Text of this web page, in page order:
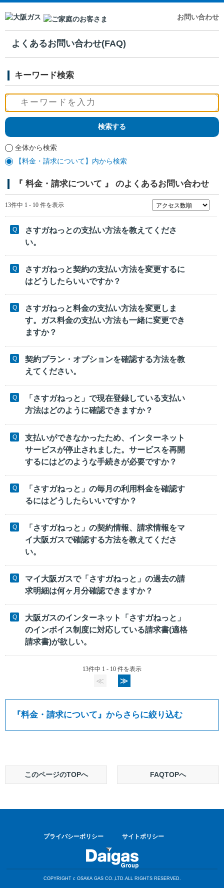
お問い合わせ
よくあるお問い合わせ(FAQ)
キーワード検索
全体から検索
【料金・請求について】内から検索
『 料金・請求について 』 のよくあるお問い合わせ
13件中 1 - 10 件を表示
さすガねっとの支払い方法を教えてくださ
い。
さすガねっと契約の支払い方法を変更するに
はどうしたらいいですか？
さすガねっと料金の支払い方法を変更しま
す。ガス料金の支払い方法も一緒に変更でき
ますか？
契約プラン・オプションを確認する方法を教
えてください。
「さすガねっと」で現在登録している支払い
方法はどのように確認できますか？
支払いができなかったため、インターネット
サービスが停止されました。サービスを再開
するにはどのような手続きが必要ですか？
「さすガねっと」の毎月の利用料金を確認す
るにはどうしたらいいですか？
「さすガねっと」の契約情報、請求情報をマ
イ大阪ガスで確認する方法を教えてくださ
い。
マイ大阪ガスで「さすガねっと」の過去の請
求明細は何ヶ月分確認できますか？
大阪ガスのインターネット「さすガねっと」
のインボイス制度に対応している請求書(適格
請求書)が欲しい。
13件中 1 - 10 件を表示
≪ ≫
『料金・請求について』からさらに絞り込む
このページのTOPへ FAQTOPへ
プライバシーポリシー サイトポリシー
COPYRIGHT c OSAKA GAS CO.,LTD.ALL RIGHTS RESERVED.